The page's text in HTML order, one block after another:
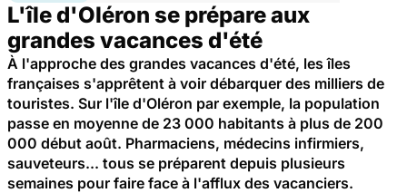
L'île d'Oléron se prépare aux
grandes vacances d'été
À l'approche des grandes vacances d'été, les îles
françaises s'apprêtent à voir débarquer des milliers de
touristes. Sur l'île d'Oléron par exemple, la population
passe en moyenne de 23 000 habitants à plus de 200
000 début août. Pharmaciens, médecins infirmiers,
sauveteurs... tous se préparent depuis plusieurs
semaines pour faire face à l'afflux des vacanciers.